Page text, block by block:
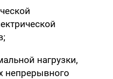
нагрузки,
непрерывного